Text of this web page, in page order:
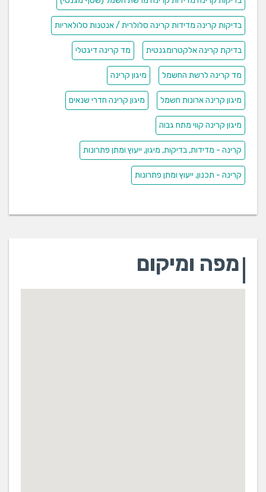
בדיקות קרינה מדידות קרינה סלולרית / אנטנות סלולאריות
בדיקת קרינה אלקטרומגנטית מד קרינה דיגטלי
מד קרינה לרשת החשמל מיגון קרינה
מיגון קרינה ארונות חשמל מיגון קרינה חדרי שנאים
מיגון קרינה קווי מתח גבוה
קרינה - מדידות, בדיקות, מיגון, ייעוץ ומתן פתרונות
קרינה - תכנון, ייעוץ ומתן פתרונות
מפה ומיקום